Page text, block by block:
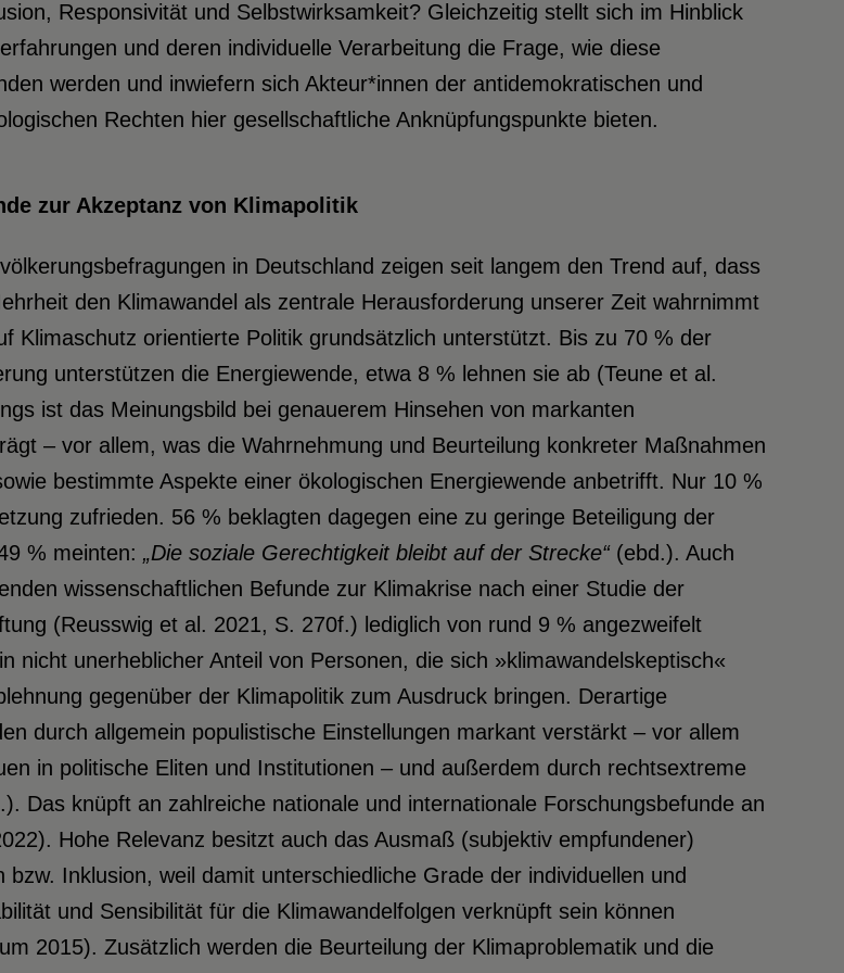
Responsivität und Selbstwirksamkeit? Gleichzeitig stellt sich im Hinblick
und deren individuelle Verarbeitung die Frage, wie diese
werden und inwiefern sich Akteur*innen der antidemokratischen und
Rechten hier gesellschaftliche Anknüpfungspunkte bieten.
zur Akzeptanz von Klimapolitik
in Deutschland zeigen seit langem den Trend auf, dass
den Klimawandel als zentrale Herausforderung unserer Zeit wahrnimmt
Klimaschutz orientierte Politik grundsätzlich unterstützt. Bis zu 70 % der
unterstützen die Energiewende, etwa 8 % lehnen sie ab (Teune et al.
ist das Meinungsbild bei genauerem Hinsehen von markanten
– vor allem, was die Wahrnehmung und Beurteilung konkreter Maßnahmen
bestimmte Aspekte einer ökologischen Energiewende anbetrifft. Nur 10 %
zufrieden. 56 % beklagten dagegen eine zu geringe Beteiligung der
% meinten: „Die soziale Gerechtigkeit bleibt auf derStrecke“(ebd.). Auch
wissenschaftlichen Befunde zur Klimakrise nach einer Studie der
(Reusswig et al. 2021, S. 270f.) lediglich von rund 9 % angezweifelt
nicht unerheblicher Anteil von Personen, die sich »klimawandelskeptisch«
gegenüber der Klimapolitik zum Ausdruck bringen. Derartige
durch allgemein populistische Einstellungen markant verstärkt – vor allem
in politische Eliten und Institutionen – und außerdem durch rechtsextreme
Das knüpft an zahlreiche nationale und internationale Forschungsbefunde an
Hohe Relevanz besitzt auch das Ausmaß (subjektiv empfundener)
bzw. Inklusion, weil damit unterschiedliche Grade der individuellen und
und Sensibilität für die Klimawandelfolgen verknüpft sein können
2015). Zusätzlich werden die Beurteilung der Klimaproblematik und die